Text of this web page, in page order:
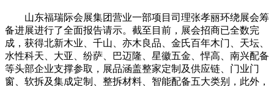
山东福瑞际会展集团营业一部项目司理张孝丽环绕展会筹
备进展进行了全面报告请示。截至目前，展会招商已全数完
成，获得北新木业、千山、亦木良品、金氏百年木门、天坛、
水性科天、大亚、纷萨、巴迈隆、星徽五金、悍高、南兴配备
等头部企业支撑参取，展品涵盖整家定制及供应链、门业门
窗、软拆及集成定制、整拆材料、智能配备五大类别，此外，